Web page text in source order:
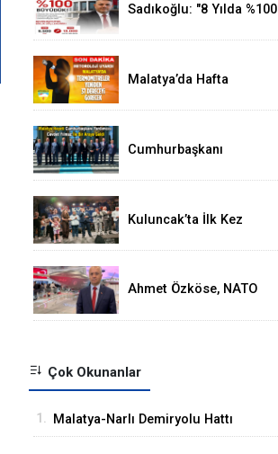
Sadıkoğlu: "8 Yılda %100
Güveni Gösteriyor
Malatya’da Hafta
Termometreler 37
Cumhurbaşkanı
Yılmaz, Malatya Heyetini
Kuluncak’ta İlk Kez
Festivali Sona Erdi
Ahmet Özköse, NATO
Türkiye'nin Gücünü
Çok Okunanlar
1. Malatya-Narlı Demiryolu Hattı